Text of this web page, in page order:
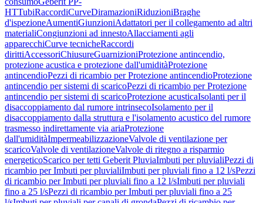
HTTubiRaccordiCurveDiramazioniRiduzioniBraghe
d'ispezioneAumentiGiunzioniAdattatori per il collegamento ad altri
materialiCongiunzioni ad innestoAllacciamenti agli
apparecchiCurve tecnicheRaccordi
dirittiAccessoriChiusureGuarnizioniProtezione antincendio,
protezione acustica e protezione dall'umiditàProtezione
antincendioPezzi di ricambio per Protezione antincendioProtezione
antincendio per sistemi di scaricoPezzi di ricambio per Protezione
antincendio per sistemi di scaricoProtezione acusticaIsolanti per il
disaccoppiamento dal rumore intrinsecoIsolamento per il
disaccoppiamento dalla struttura e l'isolamento acustico del rumore
trasmesso indirettamente via ariaProtezione
dall'umiditàImpermeabilizzazioneValvole di ventilazione per
scaricoValvole di ventilazioneValvole di ritegno a risparmio
energeticoScarico per tetti Geberit PluviaImbuti per pluvialiPezzi di
ricambio per Imbuti per pluvialiImbuti per pluviali fino a 12 l/sPezzi
di ricambio per Imbuti per pluviali fino a 12 l/sImbuti per pluviali
fino a 25 l/sPezzi di ricambio per Imbuti per pluviali fino a 25